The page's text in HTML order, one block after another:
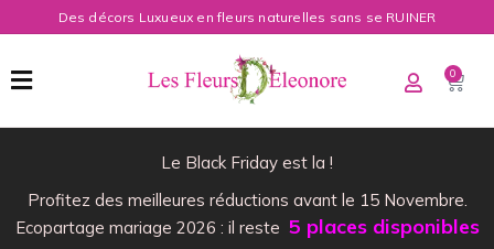
Des décors Luxueux en fleurs naturelles sans se RUINER
0
Le Black Friday est la !
Profitez des meilleures réductions avant le 15 Novembre.
Ecopartage mariage 2026 : il reste 5 places disponibles